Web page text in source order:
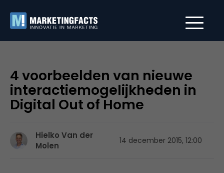
4 voorbeelden van nieuwe
interactiemogelijkheden in
Digital Out of Home
Hielko Van der
Molen
14 december 2015, 12:00